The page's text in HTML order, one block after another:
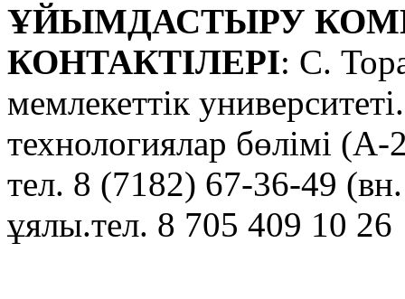
ҰЙЫМДАСТЫРУ
КОНТАКТІЛЕРІ: С.
мемлекеттік
технологиялар бөлімі (А-
тел. 8 (7182) 67-36-49
ұялы.тел. 8 705 409 10 26